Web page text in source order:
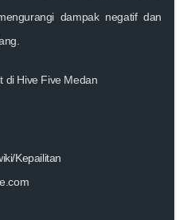
dampak negatif dan
di Hive Five Medan
Kepailitan